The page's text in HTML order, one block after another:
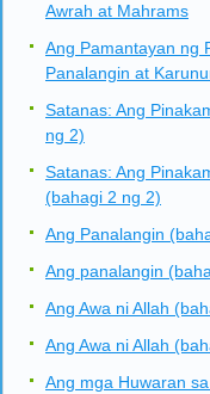
Awrah at Mahrams
Ang Pamantayan ng
Panalangin at
Satanas: Ang
ng 2)
Satanas: Ang
(bahagi 2 ng 2)
Ang Panalangin
Ang panalangin
Ang Awa ni Allah
Ang Awa ni Allah
Ang mga Huwaran